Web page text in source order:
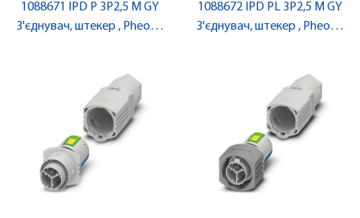
1088671 IPD P 3P2,5 M GY
З'єднувач, штекер , Pheonix
1088672 IPD PL 3P2,5 M GY
З'єднувач, штекер , Pheonix